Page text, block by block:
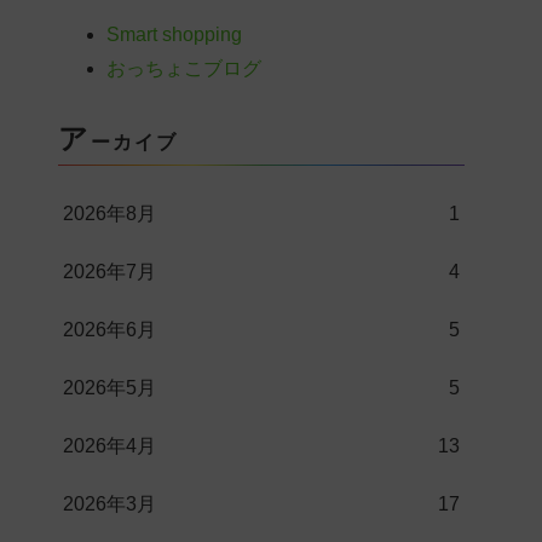
Smart shopping
おっちょこブログ
ア ーカイブ
2026年8月 1
2026年7月 4
2026年6月 5
2026年5月 5
2026年4月 13
2026年3月 17